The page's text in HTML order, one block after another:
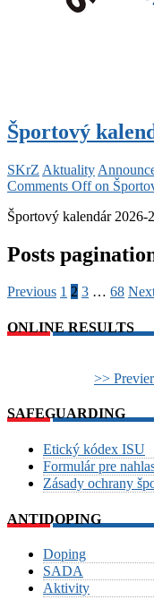
Športový
SKrZ Aktuality
Comments Offon
Športový kalendár 2026-
Posts
Previous 1 2 3 … 68
ONLINE RESULTS
>>
SAFEGUARDING
Etický kódex ISU
Formulár pre
Zásady ochrany
ANTIDOPING
Doping
SADA
Aktivity